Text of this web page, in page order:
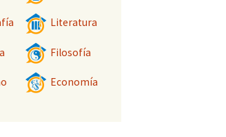
Literatura
Filosofía
Economía